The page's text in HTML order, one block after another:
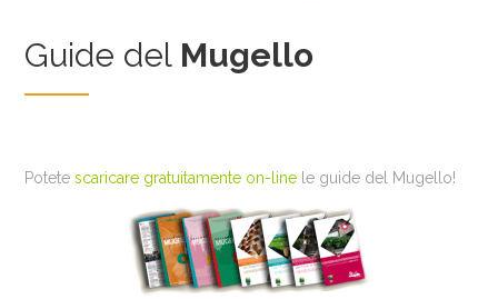
Guide del Mugello
Potetescaricare gratuitamente on-line le guide del Mugello!